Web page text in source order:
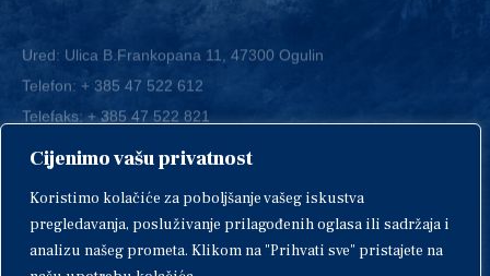
Cijenimo vašu privatnost
Koristimo kolačiće za poboljšanje vašeg iskustva
pregledavanja, posluživanje prilagođenih oglasa ili sadržaja i
analizu našeg prometa. Klikom na "Prihvati sve" pristajete na
Ured: Ulica B.Frankopana 11, 47300 Ogulin
Telefon:+ 385 47 522 612
Telefaks:+ 385 47 522 821
E-mail:grad-ogulin@ogulin.hr
IBAN: HR1424020061829700009